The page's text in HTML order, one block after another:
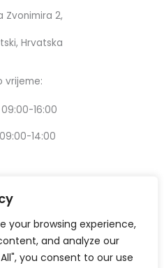
your browsing experience,
and analyze our
you consent to our use
Zvonimira 2,
Hrvatska
vrijeme:
16:00
14:00